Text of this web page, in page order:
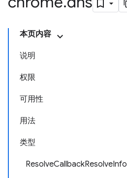
本页内容
说明
权限
可用性
用法
类型
ResolveCallbackResolveInfo